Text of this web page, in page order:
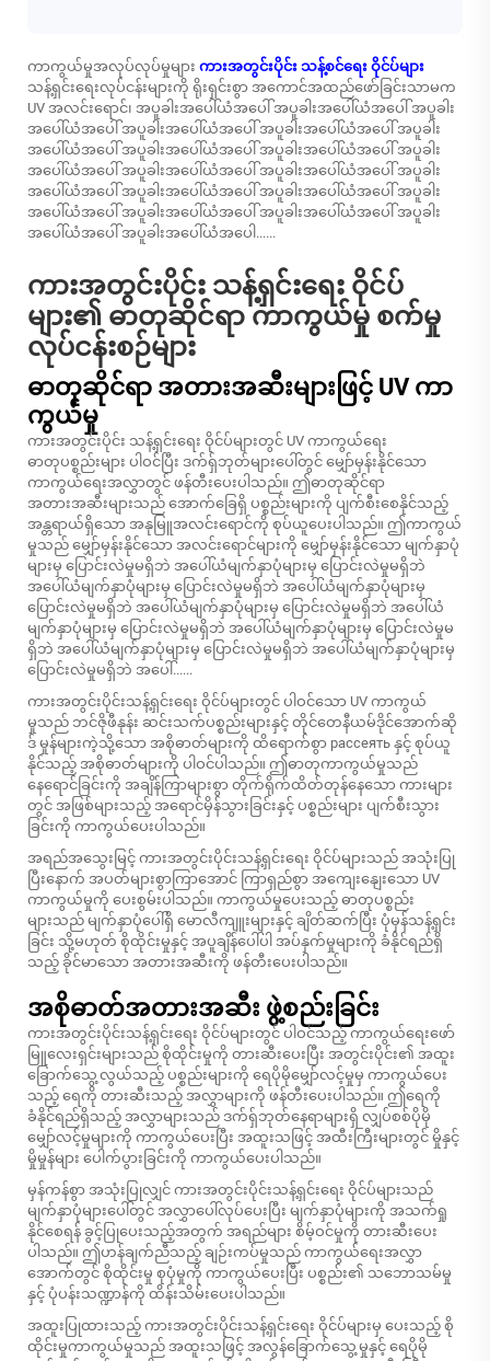
ကာကွယ်မှုအလုပ်လုပ်မှုများ ကားအတွင်းပိုင်း သန့်စင်ရေး ဝိုင်ပ်များ
သန့်ရှင်းရေးလုပ်ငန်းများကို ရိုးရှင်းစွာ အကောင်အထည်ဖော်ခြင်းသာမက
UV အလင်းရောင်၊ အပူခါးအပေါ်ယံအပေါ် အပူခါးအပေါ်ယံအပေါ် အပူခါး
အပေါ်ယံအပေါ် အပူခါးအပေါ်ယံအပေါ် အပူခါးအပေါ်ယံအပေါ် အပူခါး
အပေါ်ယံအပေါ် အပူခါးအပေါ်ယံအပေါ် အပူခါးအပေါ်ယံအပေါ် အပူခါး
အပေါ်ယံအပေါ် အပူခါးအပေါ်ယံအပေါ် အပူခါးအပေါ်ယံအပေါ် အပူခါး
အပေါ်ယံအပေါ် အပူခါးအပေါ်ယံအပေါ် အပူခါးအပေါ်ယံအပေါ် အပူခါး
အပေါ်ယံအပေါ် အပူခါးအပေါ်ယံအပေါ် အပူခါးအပေါ်ယံအပေါ် အပူခါး
အပေါ်ယံအပေါ် အပူခါးအပေါ်ယံအပေါ......
ကားအတွင်းပိုင်း သန့်ရှင်းရေး ဝိုင်ပ်
များ၏ ဓာတုဆိုင်ရာ ကာကွယ်မှု စက်မှု
လုပ်ငန်းစဉ်များ
ဓာတုဆိုင်ရာ အတားအဆီးများဖြင့် UV ကာ
ကွယ်မှု
ကားအတွင်းပိုင်း သန့်ရှင်းရေး ဝိုင်ပ်များတွင် UV ကာကွယ်ရေး
ဓာတုပစ္စည်းများ ပါဝင်ပြီး ဒက်ရှ်ဘုတ်များပေါ်တွင် မျှော်မှန်းနိုင်သော
ကာကွယ်ရေးအလွှာတွင် ဖန်တီးပေးပါသည်။ ဤဓာတုဆိုင်ရာ
အတားအဆီးများသည် အောက်ခြေရှိ ပစ္စည်းများကို ပျက်စီးစေနိုင်သည့်
အန္တရာယ်ရှိသော အနုမြူအလင်းရောင်ကို စုပ်ယူပေးပါသည်။ ဤကာကွယ်
မှုသည် မျှော်မှန်းနိုင်သော အလင်းရောင်များကို မျှော်မှန်းနိုင်သော မျက်နှာပုံ
များမှ ပြောင်းလဲမှုမရှိဘဲ အပေါ်ယံမျက်နှာပုံများမှ ပြောင်းလဲမှုမရှိဘဲ
အပေါ်ယံမျက်နှာပုံများမှ ပြောင်းလဲမှုမရှိဘဲ အပေါ်ယံမျက်နှာပုံများမှ
ပြောင်းလဲမှုမရှိဘဲ အပေါ်ယံမျက်နှာပုံများမှ ပြောင်းလဲမှုမရှိဘဲ အပေါ်ယံ
မျက်နှာပုံများမှ ပြောင်းလဲမှုမရှိဘဲ အပေါ်ယံမျက်နှာပုံများမှ ပြောင်းလဲမှုမ
ရှိဘဲ အပေါ်ယံမျက်နှာပုံများမှ ပြောင်းလဲမှုမရှိဘဲ အပေါ်ယံမျက်နှာပုံများမှ
ပြောင်းလဲမှုမရှိဘဲ အပေါ်......
ကားအတွင်းပိုင်းသန့်ရှင်းရေး ဝိုင်ပ်များတွင် ပါဝင်သော UV ကာကွယ်
မှုသည် ဘင်ဇိုဖီနုန်း ဆင်းသက်ပစ္စည်းများနှင့် တိုင်တေနီယမ်ဒိုင်အောက်ဆို
ဒ် မှုန်များကဲ့သို့သော အစိုဓာတ်များကို ထိရောက်စွာ рассеять နှင့် စုပ်ယူ
နိုင်သည့် အစိုဓာတ်များကို ပါဝင်ပါသည်။ ဤဓာတုကာကွယ်မှုသည်
နေရောင်ခြင်းကို အချိန်ကြာများစွာ တိုက်ရိုက်ထိတ်တုန်နေသော ကားများ
တွင် အဖြစ်များသည့် အရောင်မှိန်သွားခြင်းနှင့် ပစ္စည်းများ ပျက်စီးသွား
ခြင်းကို ကာကွယ်ပေးပါသည်။
အရည်အသွေးမြင့် ကားအတွင်းပိုင်းသန့်ရှင်းရေး ဝိုင်ပ်များသည် အသုံးပြု
ပြီးနောက် အပတ်များစွာကြာအောင် ကြာရှည်စွာ အကျေးနျေးသော UV
ကာကွယ်မှုကို ပေးစွမ်းပါသည်။ ကာကွယ်မှုပေးသည့် ဓာတုပစ္စည်း
များသည် မျက်နှာပုံပေါ်ရှိ မောလီကျူးများနှင့် ချိတ်ဆက်ပြီး ပုံမှန်သန့်ရှင်း
ခြင်း သို့မဟုတ် စိုထိုင်းမှုနှင့် အပူချိန်ပေါ်ပါ အပ်နှက်မှုများကို ခံနိုင်ရည်ရှိ
သည့် ခိုင်မာသော အတားအဆီးကို ဖန်တီးပေးပါသည်။
အစိုဓာတ်အတားအဆီး ဖွဲ့စည်းခြင်း
ကားအတွင်းပိုင်းသန့်ရှင်းရေး ဝိုင်ပ်များတွင် ပါဝင်သည့် ကာကွယ်ရေးဖော်
မြူလေးရှင်းများသည် စိုထိုင်းမှုကို တားဆီးပေးပြီး အတွင်းပိုင်း၏ အထူး
ခြောက်သွေ့လွယ်သည့် ပစ္စည်းများကို ရေပိုမိုမျှော်လင့်မှုမှ ကာကွယ်ပေး
သည့် ရေကို တားဆီးသည့် အလွှာများကို ဖန်တီးပေးပါသည်။ ဤရေကို
ခံနိုင်ရည်ရှိသည့် အလွှာများသည် ဒက်ရှ်ဘုတ်နေရာများရှိ လျှပ်စစ်ပိုမို
မျှော်လင့်မှုများကို ကာကွယ်ပေးပြီး အထူးသဖြင့် အထီးကြီးများတွင် မှိုနှင့်
မှိုမှုန်များ ပေါက်ပွားခြင်းကို ကာကွယ်ပေးပါသည်။
မှန်ကန်စွာ အသုံးပြုလျှင် ကားအတွင်းပိုင်းသန့်ရှင်းရေး ဝိုင်ပ်များသည်
မျက်နှာပုံများပေါ်တွင် အလွှာပေါ်လုပ်ပေးပြီး မျက်နှာပုံများကို အသက်ရှု
နိုင်စေရန် ခွင့်ပြုပေးသည့်အတွက် အရည်များ စိမ့်ဝင်မှုကို တားဆီးပေး
ပါသည်။ ဤဟန်ချက်ညီသည့် ချဉ်းကပ်မှုသည် ကာကွယ်ရေးအလွှာ
အောက်တွင် စိုထိုင်းမှု စုပုံမှုကို ကာကွယ်ပေးပြီး ပစ္စည်း၏ သဘောသမ်မှု
နှင့် ပုံပန်းသဏ္ဍာန်ကို ထိန်းသိမ်းပေးပါသည်။
အထူးပြုထားသည့် ကားအတွင်းပိုင်းသန့်ရှင်းရေး ဝိုင်ပ်များမှ ပေးသည့် စို
ထိုင်းမှုကာကွယ်မှုသည် အထူးသဖြင့် အလွန်ခြောက်သွေ့မှုနှင့် ရေပိုမို